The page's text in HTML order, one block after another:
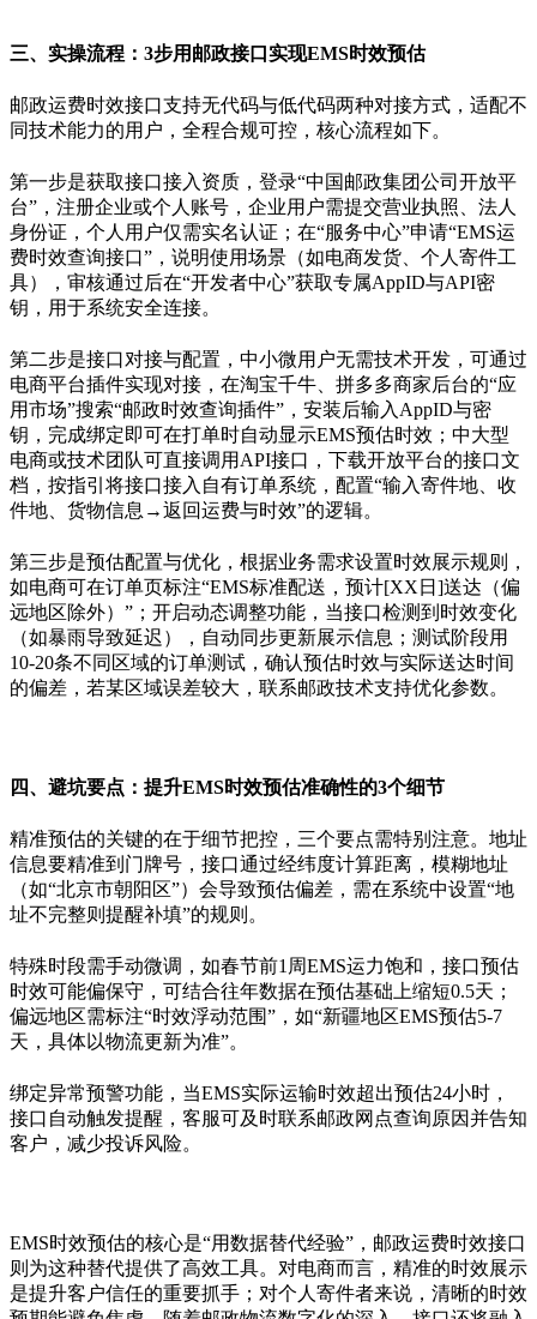
三、实操流程： 3步用邮政接口实现EMS时效预估
邮政运费时效接口支持无代码与低代码两种对接方式，适配不
同技术能力的用户，全程合规可控，核心流程如下。
第一步是获取接口接入资质，登录“中国邮政集团公司开放平
台” ，注册企业或个人账号，企业用户需提交营业执照、法人
身份证，个人用户仅需实名认证；在“服务中心”申请“EMS运
费时效查询接口” ，说明使用场景（如电商发货、个人寄件工
具），审核通过后在“开发者中心”获取专属AppID与API密
钥，用于系统安全连接。
第二步是接口对接与配置，中小微用户无需技术开发，可通过
电商平台插件实现对接，在淘宝千牛、拼多多商家后台的“应
用市场”搜索“邮政时效查询插件” ，安装后输入 AppID与密
钥，完成绑定即可在打单时自动显示EMS预估时效；中大型
电商或技术团队可直接调用 API接口，下载开放平台的接口文
档，按指引将接口接入自有订单系统，配置“输入寄件地、收
件地、货物信息 →返回运费与时效”的逻辑。
第三步是预估配置与优化，根据业务需求设置时效展示规则，
如电商可在订单页标注“EMS标准配送，预计[XX 日 ]送达（偏
远地区除外） ” ；开启动态调整功能，当接口检测到时效变化
（如暴雨导致延迟），自动同步更新展示信息；测试阶段用
10-20条不同区域的订单测试，确认预估时效与实际送达时间
的偏差，若某区域误差较大，联系邮政技术支持优化参数。
四、避坑要点：提升EMS时效预估准确性的3个细节
精准预估的关键的在于细节把控，三个要点需特别注意。地址
信息要精准到门牌号，接口通过经纬度计算距离，模糊地址
（如“北京市朝阳区”）会导致预估偏差，需在系统中设置“地
址不完整则提醒补填”的规则。
特殊时段需手动微调，如春节前1 周EMS运力饱和，接口预估
时效可能偏保守，可结合往年数据在预估基础上缩短0.5天；
偏远地区需标注“时效浮动范围” ，如“新疆地区EMS预估5-7
天，具体以物流更新为准”。
绑定异常预警功能，当EMS实际运输时效超出预估24小时，
接口自动触发提醒，客服可及时联系邮政网点查询原因并告知
客户，减少投诉风险。
EMS时效预估的核心是“用数据替代经验” ，邮政运费时效接口
则为这种替代提供了高效工具。对电商而言，精准的时效展示
是提升客户信任的重要抓手；对个人寄件者来说，清晰的时效